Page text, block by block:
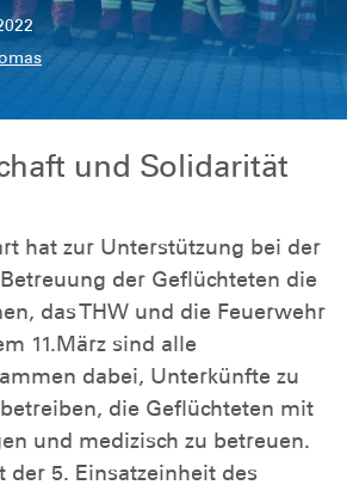
und Solidarität
hat zur Unterstützung bei der
der Geflüchteten die
das THW und die Feuerwehr
11.März sind alle
dabei, Unterkünfte zu
die Geflüchteten mit
und medizisch zu betreuen.
der 5. Einsatzeinheit des